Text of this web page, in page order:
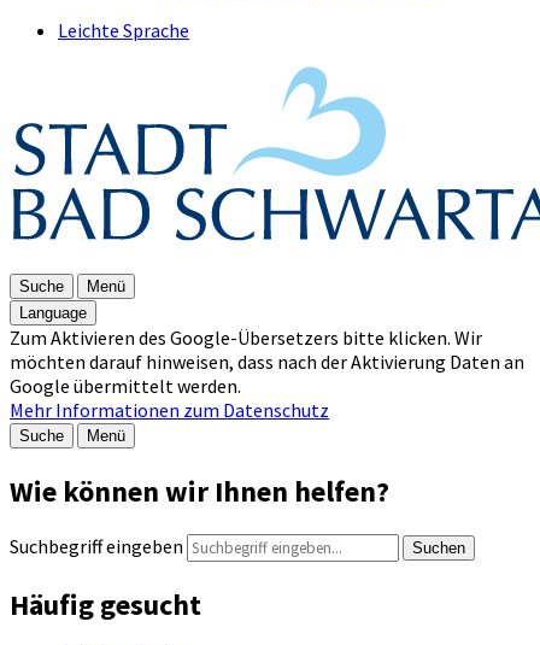
Leichte Sprache
Suche
Menü
Language
Zum Aktivieren des Google-Übersetzers bitte klicken. Wir
möchten darauf hinweisen, dass nach der Aktivierung Daten an
Google übermittelt werden.
Mehr Informationen zum Datenschutz
Suche Menü
Wie können wir Ihnen helfen?
Suchbegriff eingeben Suchen
Häufig gesucht